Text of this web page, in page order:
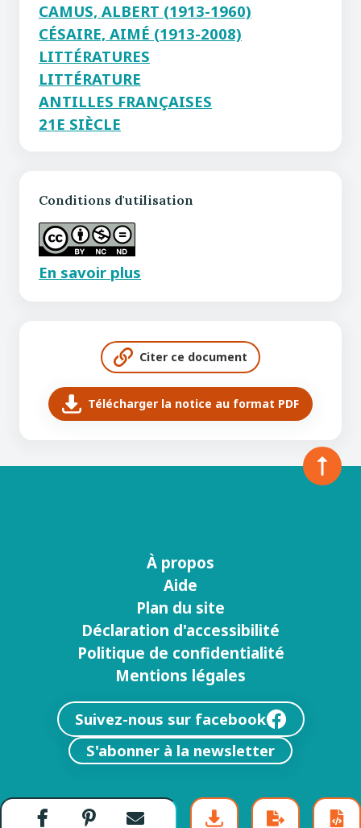
CAMUS, ALBERT (1913-1960)
CÉSAIRE, AIMÉ (1913-2008)
LITTÉRATURES
LITTÉRATURE
ANTILLES FRANÇAISES
21E SIÈCLE
Conditions d'utilisation
En savoir plus
Citer ce document
Télécharger la notice au format PDF
À propos
Aide
Plan du site
Déclaration d'accessibilité
Politique de confidentialité
Mentions légales
Suivez-nous sur facebook
S'abonner à la newsletter